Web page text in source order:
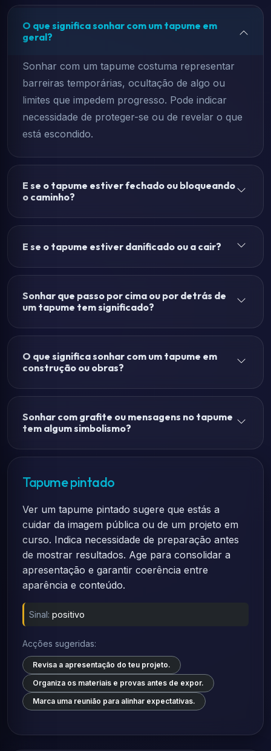
O que significa sonhar com um tapume em
geral?
Sonhar com um tapume costuma representar
barreiras temporárias, ocultação de algo ou
limites que impedem progresso. Pode indicar
necessidade de proteger-se ou de revelar o que
está escondido.
E se o tapume estiver fechado ou bloqueando
o caminho?
E se o tapume estiver danificado ou a cair?
Sonhar que passo por cima ou por detrás de
um tapume tem significado?
O que significa sonhar com um tapume em
construção ou obras?
Sonhar com grafite ou mensagens no tapume
tem algum simbolismo?
Tapume pintado
Ver um tapume pintado sugere que estás a
cuidar da imagem pública ou de um projeto em
curso. Indica necessidade de preparação antes
de mostrar resultados. Age para consolidar a
apresentação e garantir coerência entre
aparência e conteúdo.
Sinal: positivo
Acções sugeridas:
Revisa a apresentação do teu projeto.
Organiza os materiais e provas antes de expor.
Marca uma reunião para alinhar expectativas.